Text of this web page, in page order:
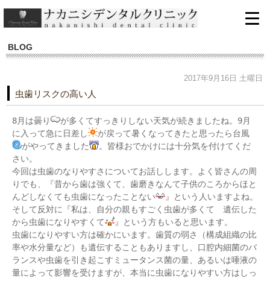
BLOG
2017年9月16日 土曜日
虫歯リスクの高い人
8月は曇り
が多くてすっきりしない天気が続きましたね。9月
に入って急に日差し
が戻って暑くなってきたと思ったら台風
がやってきました
。皆様おでかけには十分気を付けてくだ
さい。
今回は虫歯のなりやすさについてお話しします。よく皆さんの周
りでも、『昔から歯は強くて、歯磨きなんて子供のころからほと
んどしなくても虫歯になったことない
』という人いますよね。
そして反対に『私は、自分の親もすごく虫歯が多くて 遺伝した
から虫歯になりやすくて
』という方もいると思います。
虫歯になりやすい方は確かにいます。歯質の弱さ（構成組織の比
率や水分量など）も遺伝することもありますし、口腔内細菌のバ
ランスや虫歯を引き起こすミュータンス菌の量、あるいは唾液の
量によって影響を受けますが、本当に虫歯になりやすい方はしっ